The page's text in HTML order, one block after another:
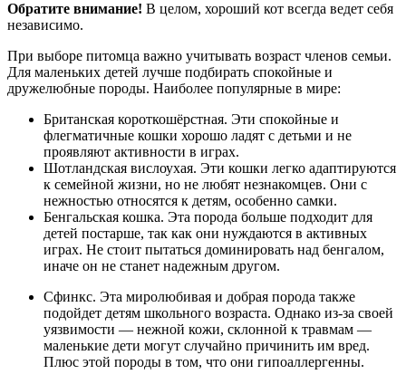
Обратите внимание! В целом, хороший кот всегда ведет себя
независимо.
При выборе питомца важно учитывать возраст членов семьи.
Для маленьких детей лучше подбирать спокойные и
дружелюбные породы. Наиболее популярные в мире:
Британская короткошёрстная. Эти спокойные и
флегматичные кошки хорошо ладят с детьми и не
проявляют активности в играх.
Шотландская вислоухая. Эти кошки легко адаптируются
к семейной жизни, но не любят незнакомцев. Они с
нежностью относятся к детям, особенно самки.
Бенгальская кошка. Эта порода больше подходит для
детей постарше, так как они нуждаются в активных
играх. Не стоит пытаться доминировать над бенгалом,
иначе он не станет надежным другом.
Сфинкс. Эта миролюбивая и добрая порода также
подойдет детям школьного возраста. Однако из-за своей
уязвимости — нежной кожи, склонной к травмам —
маленькие дети могут случайно причинить им вред.
Плюс этой породы в том, что они гипоаллергенны.